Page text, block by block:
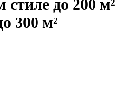
стиле до 200 м²
300 м²